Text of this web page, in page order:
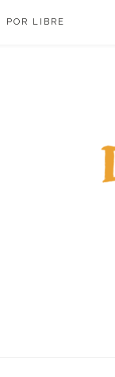
POR LIBRE